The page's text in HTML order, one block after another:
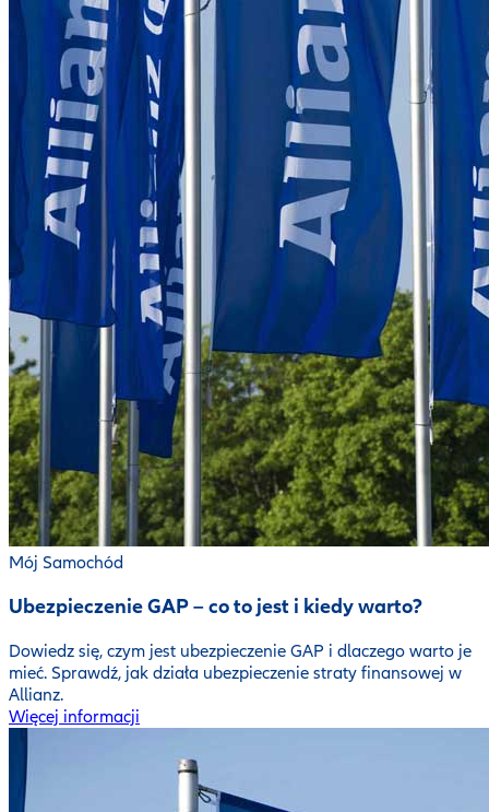
Mój Samochód
Ubezpieczenie GAP – co to jest i kiedy warto?
Dowiedz się, czym jest ubezpieczenie GAP i dlaczego warto je
mieć. Sprawdź, jak działa ubezpieczenie straty finansowej w
Allianz.
Więcej informacji